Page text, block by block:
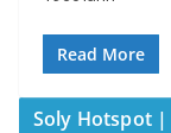
Read More
Soly Hotspot